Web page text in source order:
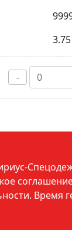
-
. Время